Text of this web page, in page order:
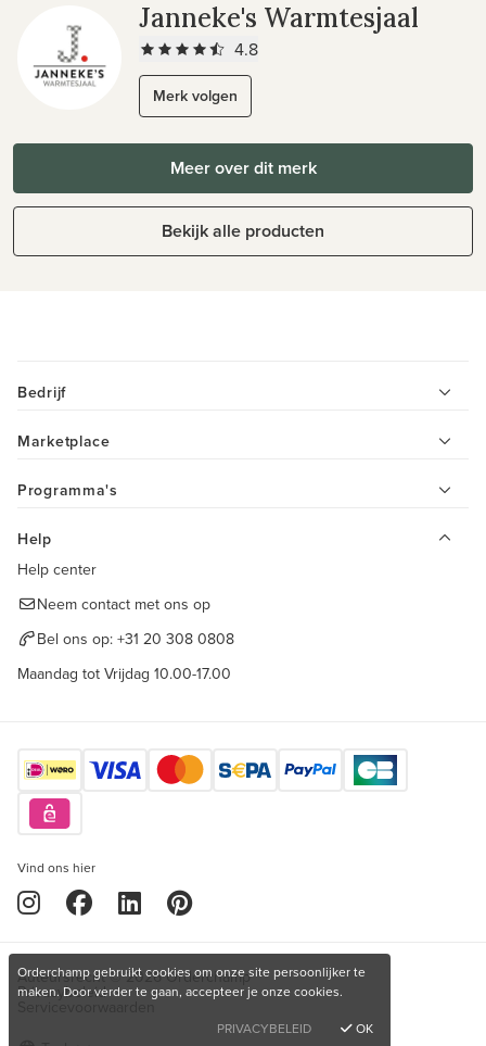
Janneke's Warmtesjaal
4.8
Merk volgen
Meer over dit merk
Bekijk alle producten
Bedrijf
Marketplace
Programma's
Help
Help center
Neem contact met ons op
Bel ons op: +31 20 308 0808
Maandag tot Vrijdag 10.00-17.00
Vind ons hier
Auteursrecht © 2026 Orderchamp
Privacybeleid
Orderchamp gebruikt cookies om onze site persoonlijker te
maken. Door verder te gaan, accepteer je onze cookies.
PRIVACYBELEID
OK